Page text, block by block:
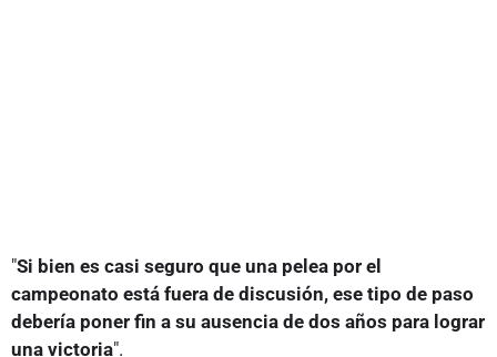
"Si bien es casi seguro que una pelea por el
campeonato está fuera de discusión, ese tipo de paso
debería poner fin a su ausencia de dos años para lograr
una victoria".